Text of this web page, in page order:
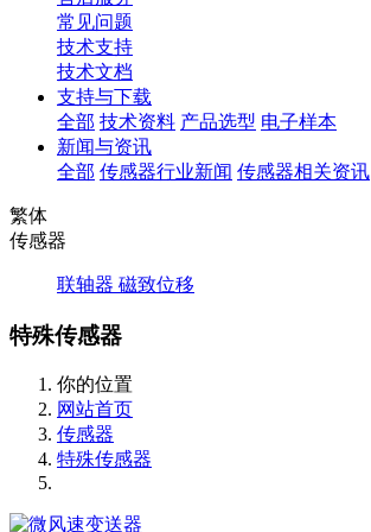
常见问题
技术支持
技术文档
支持与下载
全部 技术资料 产品选型 电子样本
新闻与资讯
全部 传感器行业新闻 传感器相关资讯
繁体
传感器
联轴器 磁致位移
特殊传感器
你的位置
网站首页
传感器
特殊传感器